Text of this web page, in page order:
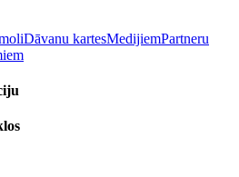
Dāvanu kartesMedijiemPartneru